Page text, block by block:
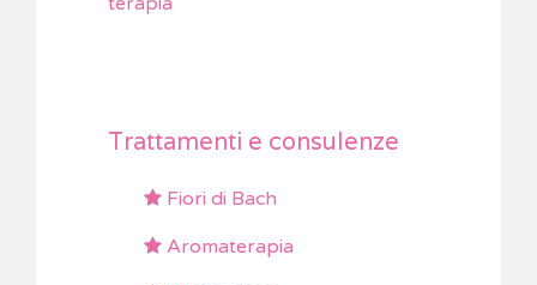
Trattamenti e consulenze
Fiori di Bach
Aromaterapia